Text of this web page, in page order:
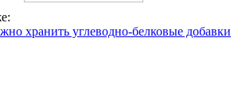
хранить углеводно-белковые добавки